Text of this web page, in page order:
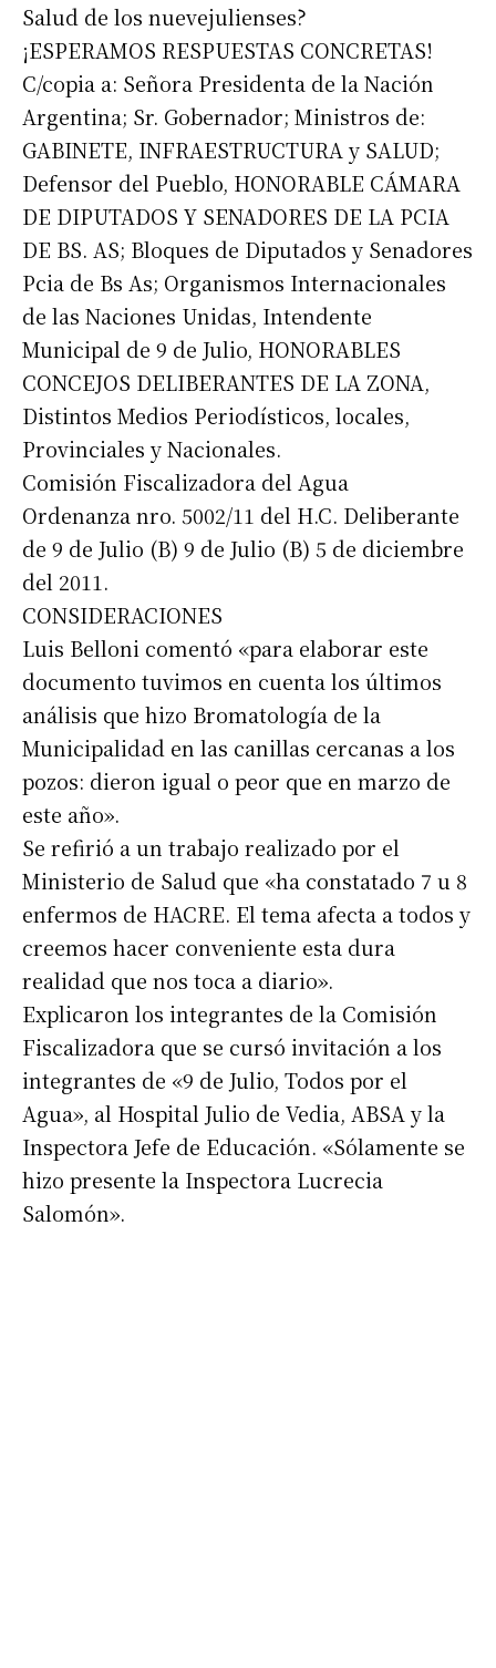
Suscribirme gratis
Dirección de correo electrónico *
Nombre
Apellidos
Número de teléfono
Salud de los nuevejulienses?
¡ESPERAMOS RESPUESTAS CONCRETAS!
C/copia a: Señora Presidenta de la Nación
Argentina; Sr. Gobernador; Ministros de:
GABINETE, INFRAESTRUCTURA y SALUD;
Defensor del Pueblo, HONORABLE CÁMARA
DE DIPUTADOS Y SENADORES DE LA PCIA
DE BS. AS; Bloques de Diputados y Senadores
Pcia de Bs As; Organismos Internacionales
de las Naciones Unidas, Intendente
Municipal de 9 de Julio, HONORABLES
CONCEJOS DELIBERANTES DE LA ZONA,
Distintos Medios Periodísticos, locales,
Provinciales y Nacionales.
Comisión Fiscalizadora del Agua
Ordenanza nro. 5002/11 del H.C. Deliberante
de 9 de Julio (B) 9 de Julio (B) 5 de diciembre
del 2011.
CONSIDERACIONES
Luis Belloni comentó «para elaborar este
documento tuvimos en cuenta los últimos
análisis que hizo Bromatología de la
Municipalidad en las canillas cercanas a los
pozos: dieron igual o peor que en marzo de
este año».
Se refirió a un trabajo realizado por el
Ministerio de Salud que «ha constatado 7 u 8
enfermos de HACRE. El tema afecta a todos y
creemos hacer conveniente esta dura
realidad que nos toca a diario».
Explicaron los integrantes de la Comisión
Fiscalizadora que se cursó invitación a los
integrantes de «9 de Julio, Todos por el
Agua», al Hospital Julio de Vedia, ABSA y la
Inspectora Jefe de Educación. «Sólamente se
hizo presente la Inspectora Lucrecia
Salomón».